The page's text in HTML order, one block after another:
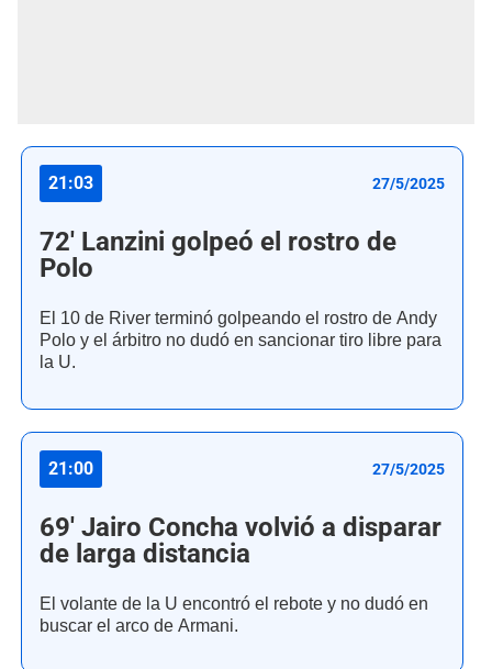
21:03 27/5/2025
72' Lanzini golpeó el rostro de
Polo
El 10 de River terminó golpeando el rostro de Andy
Polo y el árbitro no dudó en sancionar tiro libre para
la U.
21:00 27/5/2025
69' Jairo Concha volvió a disparar
de larga distancia
El volante de la U encontró el rebote y no dudó en
buscar el arco de Armani.